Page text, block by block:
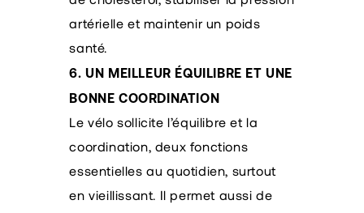
artérielle et maintenir un poids
santé.
6. UN MEILLEUR ÉQUILIBRE ET UNE
BONNE COORDINATION
Le vélo sollicite l’équilibre et la
coordination, deux fonctions
essentielles au quotidien, surtout
en vieillissant. Il permet aussi de